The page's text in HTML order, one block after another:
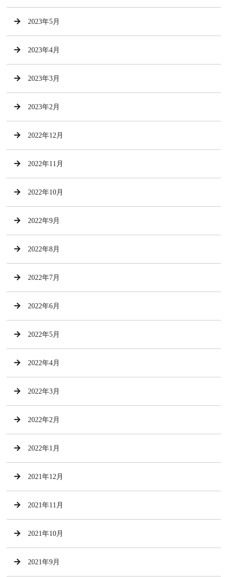
2023年5月
2023年4月
2023年3月
2023年2月
2022年12月
2022年11月
2022年10月
2022年9月
2022年8月
2022年7月
2022年6月
2022年5月
2022年4月
2022年3月
2022年2月
2022年1月
2021年12月
2021年11月
2021年10月
2021年9月